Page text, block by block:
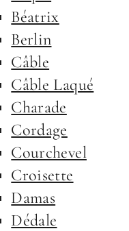
Béatrix
Berlin
Câble
Câble Laqué
Charade
Cordage
Courchevel
Croisette
Damas
Dédale